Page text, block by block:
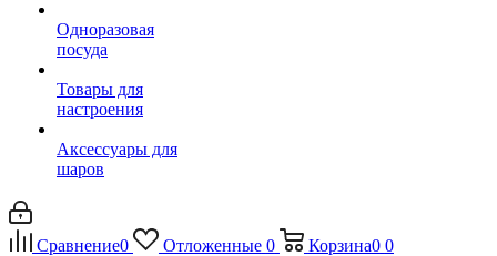
Одноразовая
посуда
Товары для
настроения
Аксессуары для
шаров
Сравнение0 Отложенные 0 Корзина0 0